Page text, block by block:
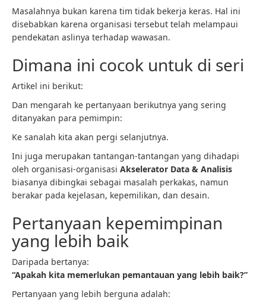
Masalahnya bukan karena tim tidak bekerja keras. Hal ini
disebabkan karena organisasi tersebut telah melampaui
pendekatan aslinya terhadap wawasan.
Dimana ini cocok untuk di seri
Artikel ini berikut:
Dan mengarah ke pertanyaan berikutnya yang sering
ditanyakan para pemimpin:
Ke sanalah kita akan pergi selanjutnya.
Ini juga merupakan tantangan-tantangan yang dihadapi
oleh organisasi-organisasi Akselerator Data & Analisis
biasanya dibingkai sebagai masalah perkakas, namun
berakar pada kejelasan, kepemilikan, dan desain.
Pertanyaan kepemimpinan
yang lebih baik
Daripada bertanya:
“Apakah kita memerlukan pemantauan yang lebih baik?”
Pertanyaan yang lebih berguna adalah: